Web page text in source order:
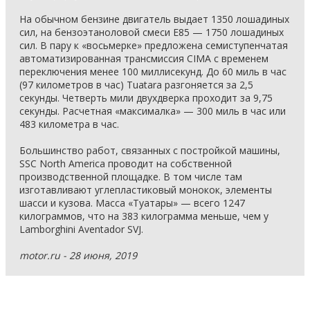
На обычном бензине двигатель выдает 1350 лошадиных
сил, на бензоэтаноловой смеси E85 — 1750 лошадиных
сил. В пару к «восьмерке» предложена семиступенчатая
автоматизированная трансмиссия CIMA с временем
переключения менее 100 миллисекунд. До 60 миль в час
(97 километров в час) Tuatara разгоняется за 2,5
секунды. Четверть мили двухдверка проходит за 9,75
секунды. Расчетная «максималка» — 300 миль в час или
483 километра в час.
Большинство работ, связанных с постройкой машины,
SSC North America проводит на собственной
производственной площадке. В том числе там
изготавливают углепластиковый монокок, элементы
шасси и кузова. Масса «Туатары» — всего 1247
килограммов, что на 383 килограмма меньше, чем у
Lamborghini Aventador SVJ.
motor.ru - 28 июня, 2019